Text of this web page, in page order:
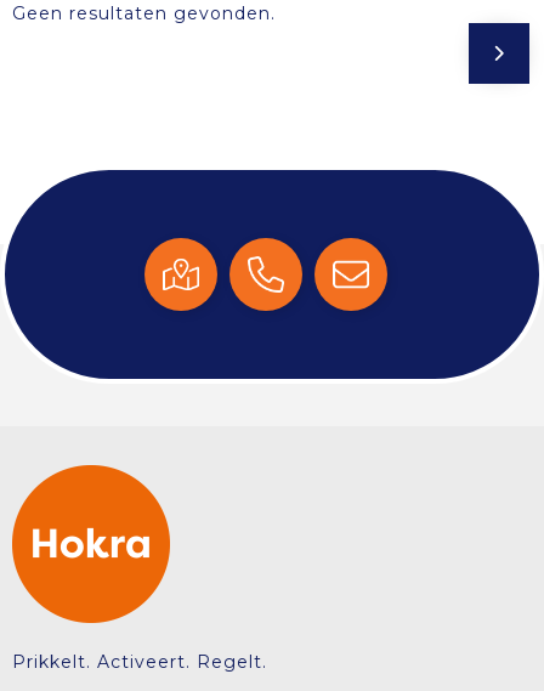
Geen resultaten gevonden.
Prikkelt. Activeert. Regelt.